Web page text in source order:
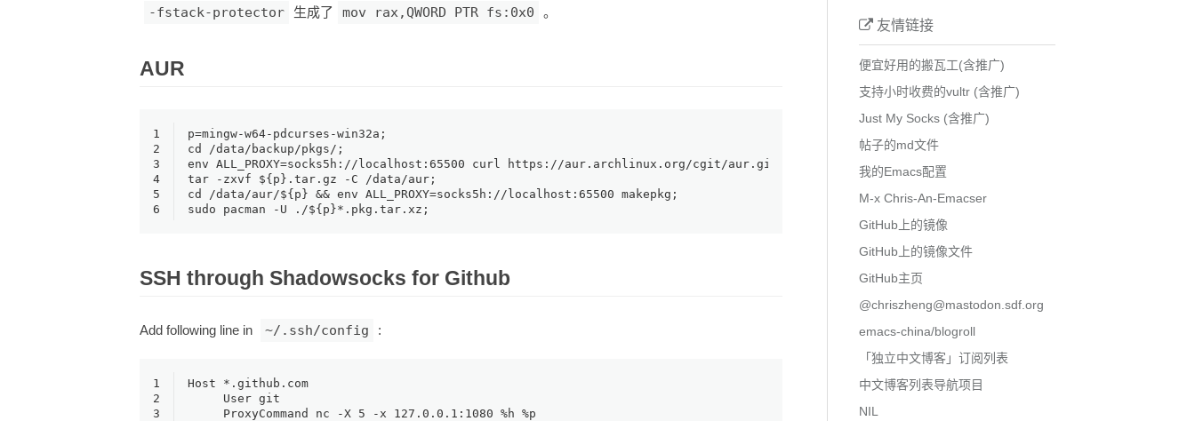
-fstack-protector 生成了 mov rax,QWORD PTR fs:0x0 。
AUR
1
2
3
4
5
6
p=mingw-w64-pdcurses-win32a;
cd /data/backup/pkgs/;
env ALL_PROXY=socks5h://localhost:65500 curl https://aur.archlinux.org/cgit/aur.git/snapshot/${p}.tar.gz -O;
tar -zxvf ${p}.tar.gz -C /data/aur;
cd /data/aur/${p} && env ALL_PROXY=socks5h://localhost:65500 makepkg;
sudo pacman -U ./${p}*.pkg.tar.xz;
SSH through Shadowsocks for Github
Add following line in ~/.ssh/config :
1
2
3
Host *.github.com
     User git
     ProxyCommand nc -X 5 -x 127.0.0.1:1080 %h %p
友情链接
便宜好用的搬瓦工(含推广)
支持小时收费的vultr (含推广)
Just My Socks (含推广)
帖子的md文件
我的Emacs配置
M-x Chris-An-Emacser
GitHub上的镜像
GitHub上的镜像文件
GitHub主页
@chriszheng@mastodon.sdf.org
emacs-china/blogroll
「独立中文博客」订阅列表
中文博客列表导航项目
NIL